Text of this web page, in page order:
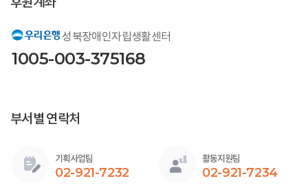
성북장애인자립생활센터
1005-003-375168
부서별 연락처
기획사업팀
02-921-7232
활동지원팀
02-921-7234